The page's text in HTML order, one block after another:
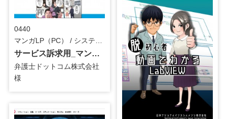
0440
マンガLP（PC） / システム・ツール
サービス訴求用_マンガLP
弁護士ドットコム株式会社
様